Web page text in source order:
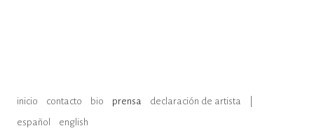
inicio contacto bio prensa declaración de artista
español
english